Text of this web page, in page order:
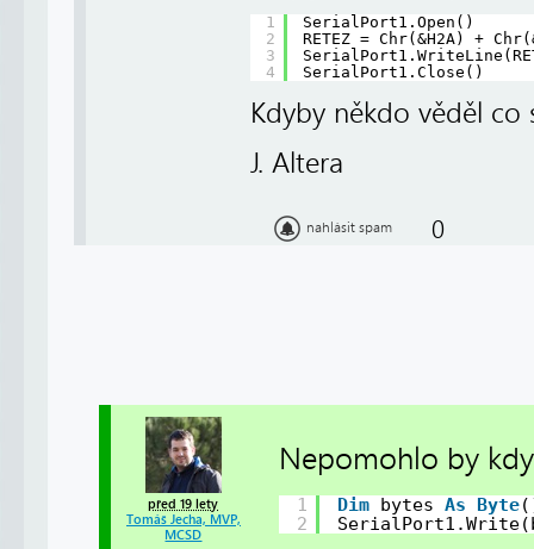
1
2
3
4
SerialPort1.Open()
RETEZ = Chr(&H2A) +
SerialPort1.Close()
Kdyby někdo věděl
J. Altera
nahlásit spam 0
před 19 lety
Tomáš Jecha, MVP,
MCSD
Nepomohlo by
1
2
Dim bytes As Byte